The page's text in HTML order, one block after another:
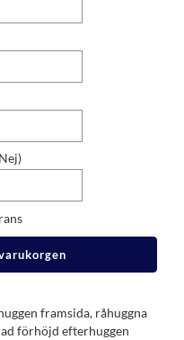
framsida, råhuggna
förhöjd efterhuggen